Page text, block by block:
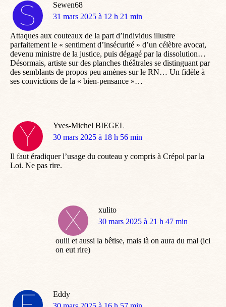
Sewen68
dit
31 mars 2025 à 12 h 21 min
Attaques aux couteaux de la part d’individus illustre
parfaitement le « sentiment d’insécurité » d’un célèbre avocat,
devenu ministre de la justice, puis dégagé par la dissolution…
Désormais, artiste sur des planches théâtrales se distinguant par
des semblants de propos peu amènes sur le RN… Un fidèle à
ses convictions de la « bien-pensance »…
Yves-Michel BIEGEL
dit
30 mars 2025 à 18 h 56 min
Il faut éradiquer l’usage du couteau y compris à Crépol par la
Loi. Ne pas rire.
xulito
dit
30 mars 2025 à 21 h 47 min
ouiii et aussi la bêtise, mais là on aura du mal (ici
on eut rire)
Eddy